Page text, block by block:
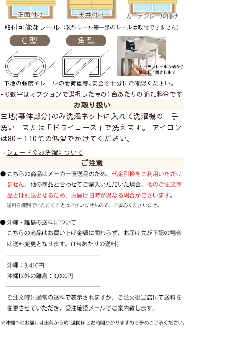
+の数字はオプションで選択した時の1台あたりの追加料金です
お取り扱い
生地(幕体部分)のみ洗濯ネットに入れて洗濯機の「手
洗い」または「ドライコース」で洗えます。 アイロン
は80～110℃の低温でかけてください。
→シェードのお洗濯について
ご注意